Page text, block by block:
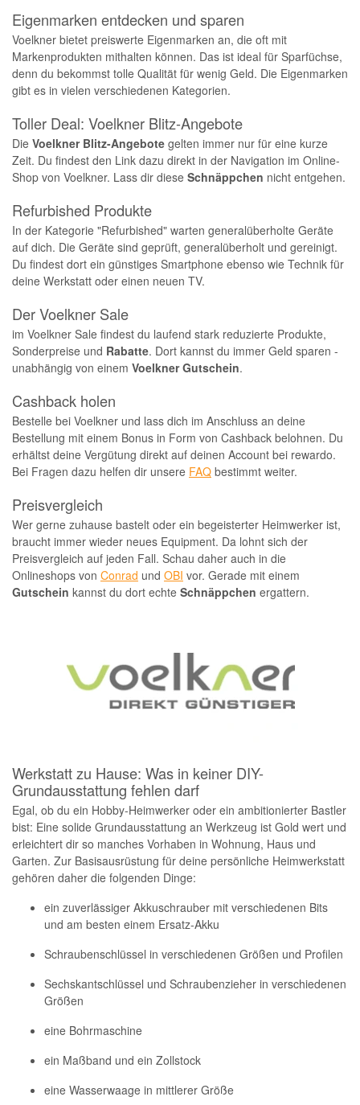
Eigenmarken entdecken und sparen
Voelkner bietet preiswerte Eigenmarken an, die oft mit
Markenprodukten mithalten können. Das ist ideal für Sparfüchse,
denn du bekommst tolle Qualität für wenig Geld. Die Eigenmarken
gibt es in vielen verschiedenen Kategorien.
Toller Deal: Voelkner Blitz-Angebote
Die Voelkner Blitz-Angebote gelten immer nur für eine kurze
Zeit. Du findest den Link dazu direkt in der Navigation im Online-
Shop von Voelkner. Lass dir diese Schnäppchen nicht entgehen.
Refurbished Produkte
In der Kategorie "Refurbished" warten generalüberholte Geräte
auf dich. Die Geräte sind geprüft, generalüberholt und gereinigt.
Du findest dort ein günstiges Smartphone ebenso wie Technik für
deine Werkstatt oder einen neuen TV.
Der Voelkner Sale
im Voelkner Sale findest du laufend stark reduzierte Produkte,
Sonderpreise und Rabatte. Dort kannst du immer Geld sparen -
unabhängig von einem Voelkner Gutschein.
Cashback holen
Bestelle bei Voelkner und lass dich im Anschluss an deine
Bestellung mit einem Bonus in Form von Cashback belohnen. Du
erhältst deine Vergütung direkt auf deinen Account bei rewardo.
Bei Fragen dazu helfen dir unsere FAQ bestimmt weiter.
Preisvergleich
Wer gerne zuhause bastelt oder ein begeisterter Heimwerker ist,
braucht immer wieder neues Equipment. Da lohnt sich der
Preisvergleich auf jeden Fall. Schau daher auch in die
Onlineshops von Conrad und OBI vor. Gerade mit einem
Gutschein kannst du dort echte Schnäppchen ergattern.
Werkstatt zu Hause: Was in keiner DIY-
Grundausstattung fehlen darf
Egal, ob du ein Hobby-Heimwerker oder ein ambitionierter Bastler
bist: Eine solide Grundausstattung an Werkzeug ist Gold wert und
erleichtert dir so manches Vorhaben in Wohnung, Haus und
Garten. Zur Basisausrüstung für deine persönliche Heimwerkstatt
gehören daher die folgenden Dinge:
ein zuverlässiger Akkuschrauber mit verschiedenen Bits
und am besten einem Ersatz-Akku
Schraubenschlüssel in verschiedenen Größen und Profilen
Sechskantschlüssel und Schraubenzieher in verschiedenen
Größen
eine Bohrmaschine
ein Maßband und ein Zollstock
eine Wasserwaage in mittlerer Größe